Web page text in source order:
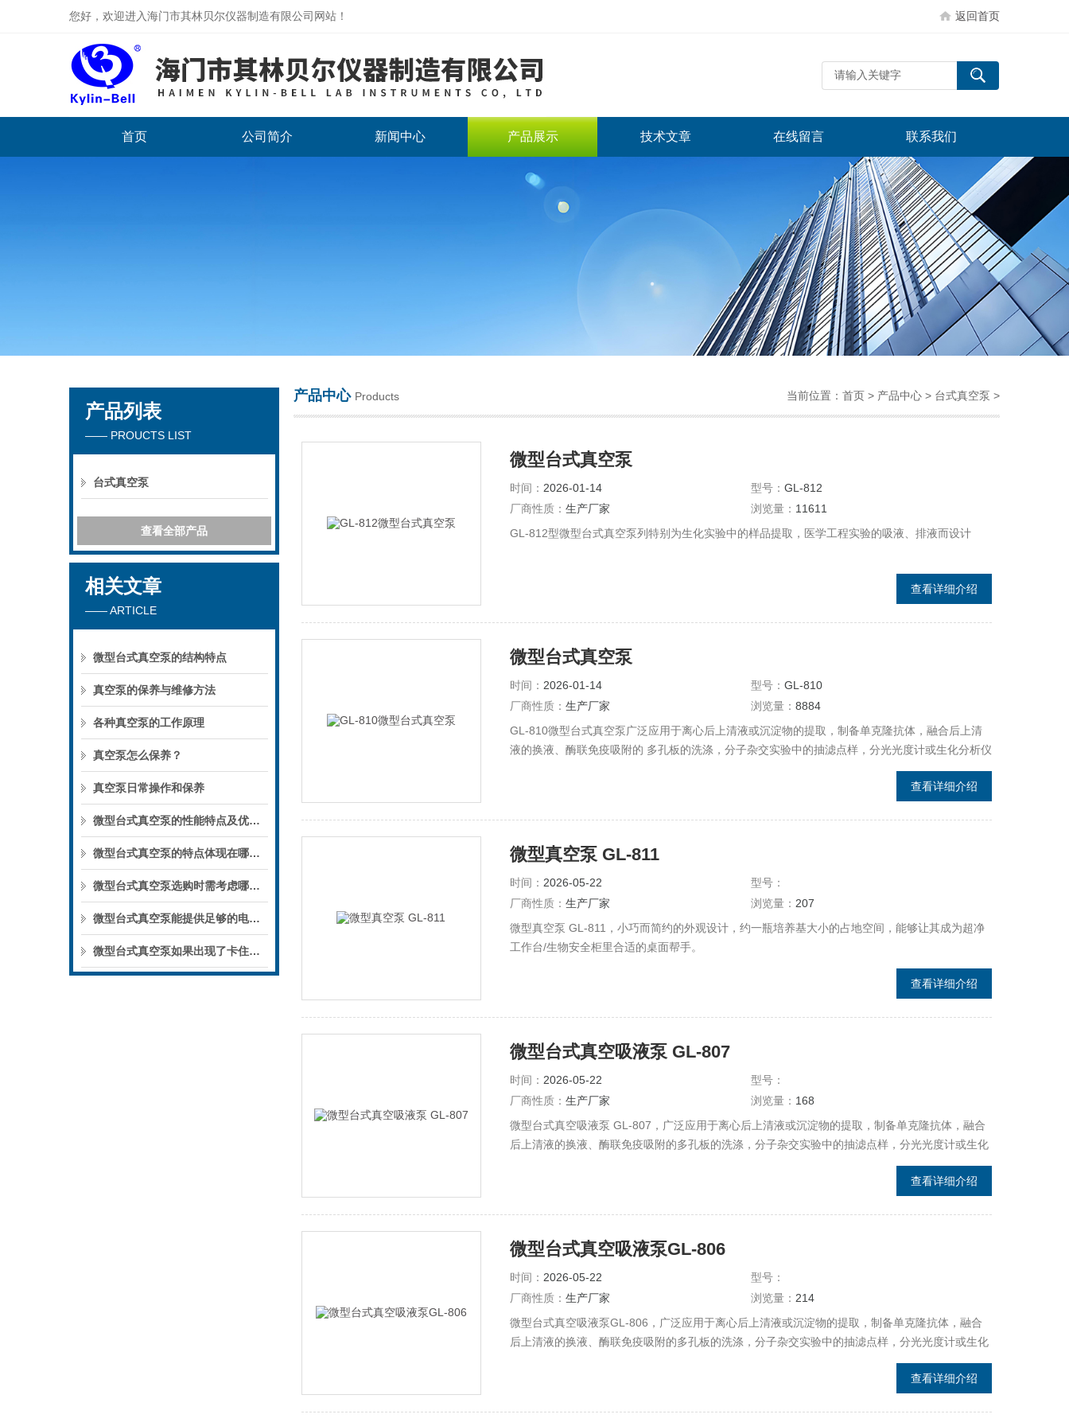
您好，欢迎进入海门市其林贝尔仪器制造有限公司网站！ 返回首页
海门市其林贝尔仪器制造有限公司
首页 公司简介 新闻中心 产品展示 技术文章 在线留言 联系我们
产品列表
—— PROUCTS LIST
台式真空泵
查看全部产品
相关文章
—— ARTICLE
微型台式真空泵的结构特点
真空泵的保养与维修方法
各种真空泵的工作原理
真空泵怎么保养？
真空泵日常操作和保养
微型台式真空泵的性能特点及优势体现
微型台式真空泵的特点体现在哪些方面？
微型台式真空泵选购时需考虑哪些事项？
微型台式真空泵能提供足够的电机动力，减少电机发热
微型台式真空泵如果出现了卡住无法启动该如何进行处理
产品中心 Products 当前位置： 首页 > 产品中心 > 台式真空泵 >
微型台式真空泵
时间： 2026-01-14 型号： GL-812
厂商性质： 生产厂家 浏览量： 11611
GL-812型微型台式真空泵列特别为生化实验中的样品提取，医学工程实验的吸液、排液而设计
查看详细介绍
微型台式真空泵
时间： 2026-01-14 型号： GL-810
厂商性质： 生产厂家 浏览量： 8884
GL-810微型台式真空泵广泛应用于离心后上清液或沉淀物的提取，制备单克隆抗体，融合后上清
液的换液、酶联免疫吸附的 多孔板的洗涤，分子杂交实验中的抽滤点样，分光光度计或生化分析仪
查看详细介绍
微型真空泵 GL-811
时间： 2026-05-22
型号：
厂商性质： 生产厂家 浏览量： 207
微型真空泵 GL-811，小巧而简约的外观设计，约一瓶培养基大小的占地空间，能够让其成为超净
工作台/生物安全柜里合适的桌面帮手。
查看详细介绍
微型台式真空吸液泵 GL-807
时间： 2026-05-22
型号：
厂商性质： 生产厂家 浏览量： 168
微型台式真空吸液泵 GL-807，广泛应用于离心后上清液或沉淀物的提取，制备单克隆抗体，融合
后上清液的换液、酶联免疫吸附的多孔板的洗涤，分子杂交实验中的抽滤点样，分光光度计或生化
查看详细介绍
微型台式真空吸液泵GL-806
时间： 2026-05-22
型号：
厂商性质： 生产厂家 浏览量： 214
微型台式真空吸液泵GL-806，广泛应用于离心后上清液或沉淀物的提取，制备单克隆抗体，融合
后上清液的换液、酶联免疫吸附的多孔板的洗涤，分子杂交实验中的抽滤点样，分光光度计或生化
查看详细介绍